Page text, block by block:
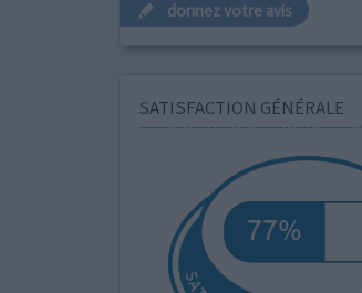
donnez votre avis
SATISFACTION GÉNÉRALE